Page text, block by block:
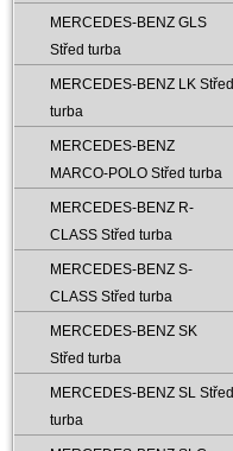
MERCEDES-BENZ GLS
Střed turba
MERCEDES-BENZ LK Střed
turba
MERCEDES-BENZ
MARCO-POLO Střed turba
MERCEDES-BENZ R-
CLASS Střed turba
MERCEDES-BENZ S-
CLASS Střed turba
MERCEDES-BENZ SK
Střed turba
MERCEDES-BENZ SL Střed
turba